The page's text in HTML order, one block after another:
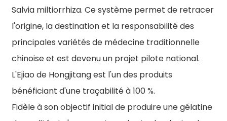
Salvia miltiorrhiza. Ce système permet de retracer
l'origine, la destination et la responsabilité des
principales variétés de médecine traditionnelle
chinoise et est devenu un projet pilote national.
L'Ejiao de Hongjitang est l'un des produits
bénéficiant d'une traçabilité à 100 %.
Fidèle à son objectif initial de produire une gélatine